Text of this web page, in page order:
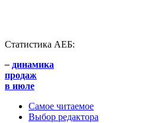
Статистика АЕБ:
– динамика
продаж
в июле
Самое читаемое
Выбор редактора